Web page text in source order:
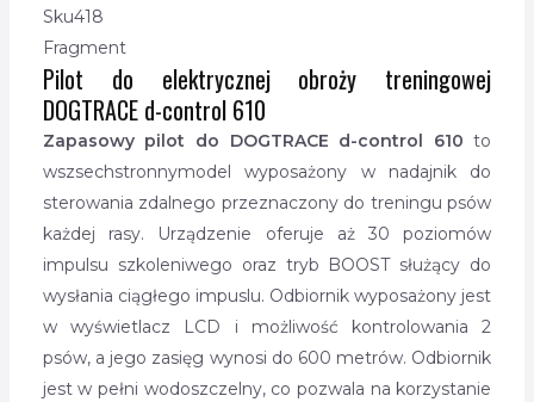
Sku418
Fragment
Pilot do elektrycznej obroży treningowej
DOGTRACE d-control 610
Zapasowy pilot do DOGTRACE d-control 610to
wszsechstronnymodel wyposażony w nadajnik do
sterowania zdalnego przeznaczony do treningu psów
każdej rasy. Urządzenie oferuje aż 30 poziomów
impulsu szkoleniwego oraz tryb BOOST służący do
wysłania ciągłego impuslu. Odbiornik wyposażony jest
w wyświetlacz LCD i możliwość kontrolowania 2
psów, a jego zasięg wynosi do 600 metrów. Odbiornik
jest w pełni wodoszczelny, co pozwala na korzystanie